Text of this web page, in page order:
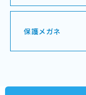
保護メガネ